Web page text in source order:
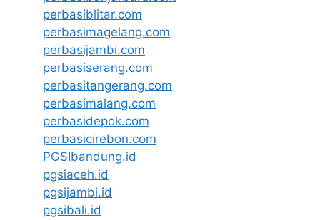
perbasiblitar.com
perbasimagelang.com
perbasijambi.com
perbasiserang.com
perbasitangerang.com
perbasimalang.com
perbasidepok.com
perbasicirebon.com
PGSIbandung.id
pgsiaceh.id
pgsijambi.id
pgsibali.id